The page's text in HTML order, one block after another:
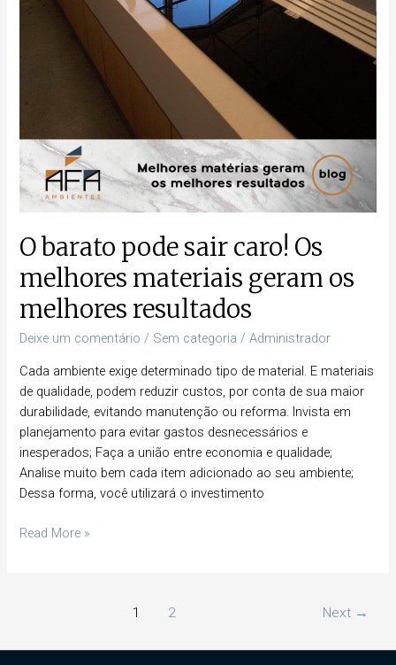
O barato pode sair caro! Os
melhores materiais geram os
melhores resultados
Deixe um comentário / Sem categoria /Administrador
Cada ambiente exige determinado tipo de material. E materiais
de qualidade, podem reduzir custos, por conta de sua maior
durabilidade, evitando manutenção ou reforma. Invista em
planejamento para evitar gastos desnecessários e
inesperados; Faça a união entre economia e qualidade;
Analise muito bem cada item adicionado ao seu ambiente;
Dessa forma, você utilizará o investimento
materiais
geram
Read More »
1 2 Next →